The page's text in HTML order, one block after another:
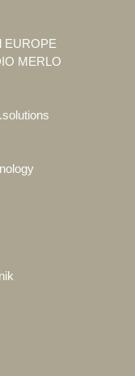
EUROPE
MERLO